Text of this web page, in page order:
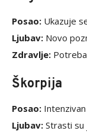
Posao: Ukazuje
Ljubav: Novo
Zdravlje:
Škorpija
Posao:
Ljubav: Strasti su